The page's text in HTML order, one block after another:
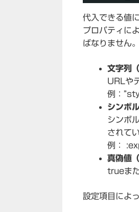
代入できる値に
プロパティに
ばなりません。
文字列
URLや
例：
シンボ
シンボ
されて
例：
真偽値
trueま
設定項目によ